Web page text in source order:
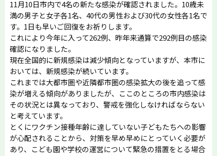
11月10日市内で4名の新たな感染が確認されました。10歳未
満の男子と女子各1名、40代の男性および30代の女性各1名で
す。1日も早いご回復をお祈りします。
これにより今年に入って262例、昨年来通算で292例目の感染
確認になりました。
現在全国的に新規感染は減少傾向となっていますが、本市に
おいては、新規感染が続いています。
これまでは大都市圏や近隣都市圏の感染拡大の後を追って感
染が増える傾向がありましたが、ここのところの市内感染は
その状況とは異なっており、警戒を強化しなければならない
と考えています。
とくにワクチン接種年齢に達していない子どもたちへの影響
が心配されることから、対策を早め早めにとっていく必要が
あり、こども園や学校の運営について緊急の措置をとる場合